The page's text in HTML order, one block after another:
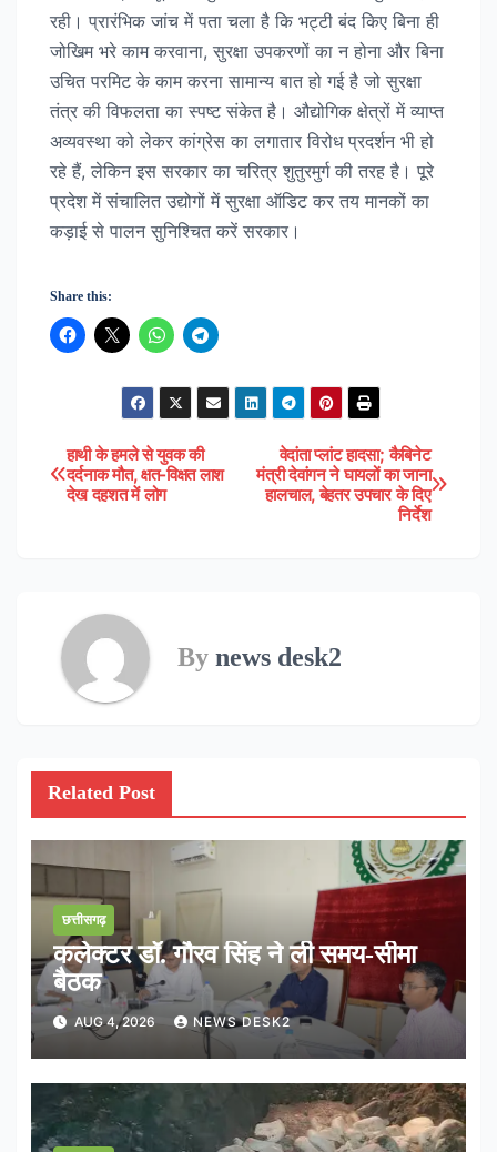
रही। प्रारंभिक जांच में पता चला है कि भट्टी बंद किए बिना ही
जोखिम भरे काम करवाना, सुरक्षा उपकरणों का न होना और बिना
उचित परमिट के काम करना सामान्य बात हो गई है जो सुरक्षा
तंत्र की विफलता का स्पष्ट संकेत है। औद्योगिक क्षेत्रों में व्याप्त
अव्यवस्था को लेकर कांग्रेस का लगातार विरोध प्रदर्शन भी हो
रहे हैं, लेकिन इस सरकार का चरित्र शुतुरमुर्ग की तरह है। पूरे
प्रदेश में संचालित उद्योगों में सुरक्षा ऑडिट कर तय मानकों का
कड़ाई से पालन सुनिश्चित करें सरकार।
Share this:
Post
navigation
वेदांता प्लांट हादसा; कैबिनेट
मंत्री देवांगन ने घायलों का जाना
हालचाल, बेहतर उपचार के दिए
निर्देश
हाथी के हमले से युवक की
दर्दनाक मौत, क्षत-विक्षत लाश
देख दहशत में लोग
By news desk2
Related Post
छत्तीसगढ़
कलेक्टर डॉ. गौरव सिंह ने ली समय-सीमा
बैठक
AUG 4, 2026 NEWS DESK2